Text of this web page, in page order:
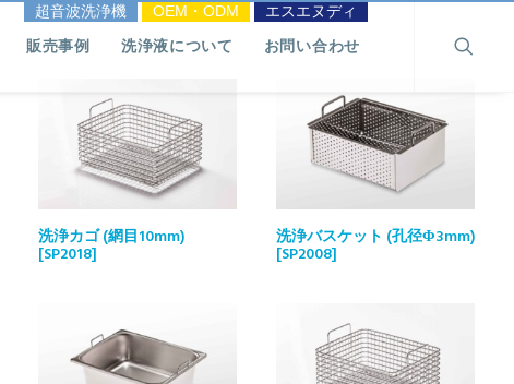
超音波洗浄機 OEM・ODM エスエヌディ
販売事例 洗浄液について お問い合わせ
洗浄カゴ (網目10mm)
[SP2018]
洗浄バスケット (孔径Φ3mm)
[SP2008]